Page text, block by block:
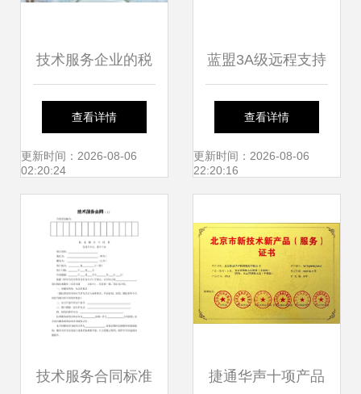
技术服务企业的税
务筹划路径与策略
查看详情
更新时间：2026-08-06
02:20:24
蓝盟3A级远程支持
服务 全方位保障企
业IT稳定运行，开
查看详情
更新时间：2026-08-06
22:20:16
技术服务合同标准 捷通华声十项产品